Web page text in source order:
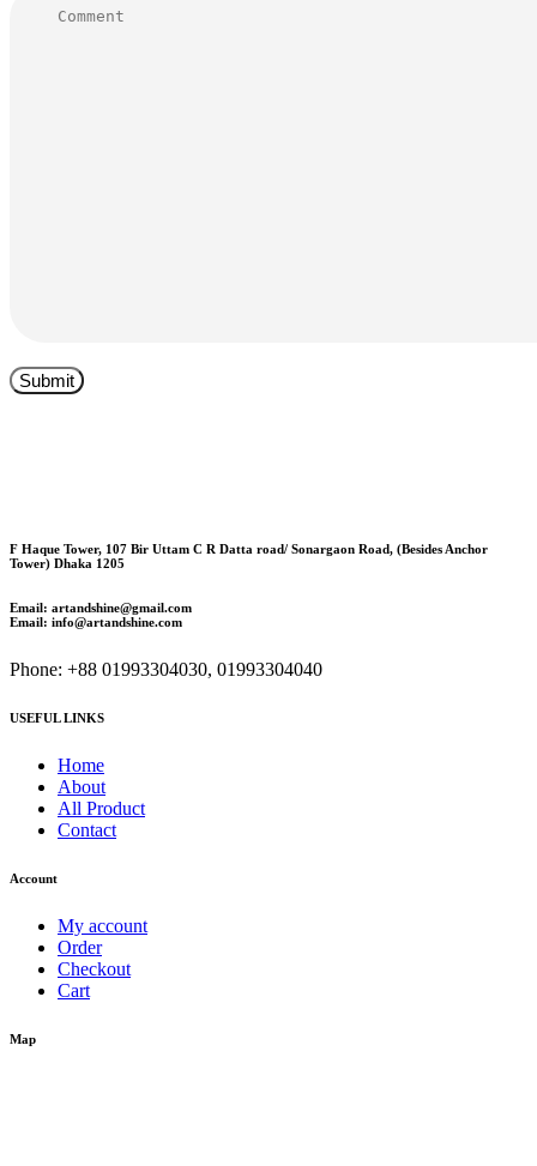
F Haque Tower, 107 Bir Uttam C R Datta road/ Sonargaon Road, (Besides Anchor
Tower) Dhaka 1205
Email: artandshine@gmail.com
Email: info@artandshine.com
Phone: +88 01993304030, 01993304040
USEFUL LINKS
Home
About
All Product
Contact
Account
My account
Order
Checkout
Cart
Map